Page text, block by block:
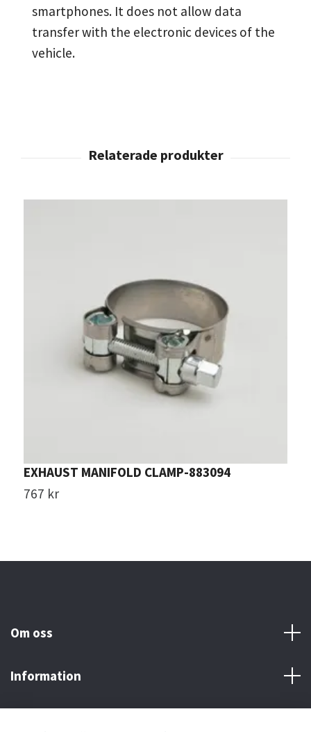
smartphones. It does not allow data
transfer with the electronic devices of the
vehicle.
EXHAUST MANIFOLD CLAMP-883094
767 kr
Om oss
Information